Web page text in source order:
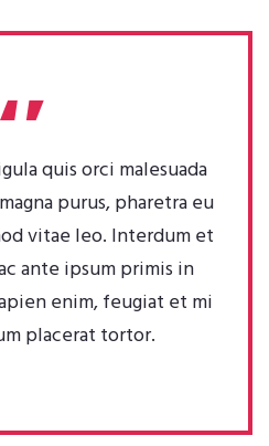
quis orci malesuada
purus, pharetra eu
vitae leo. Interdum et
ante ipsum primis in
enim, feugiat et mi
placerat tortor.